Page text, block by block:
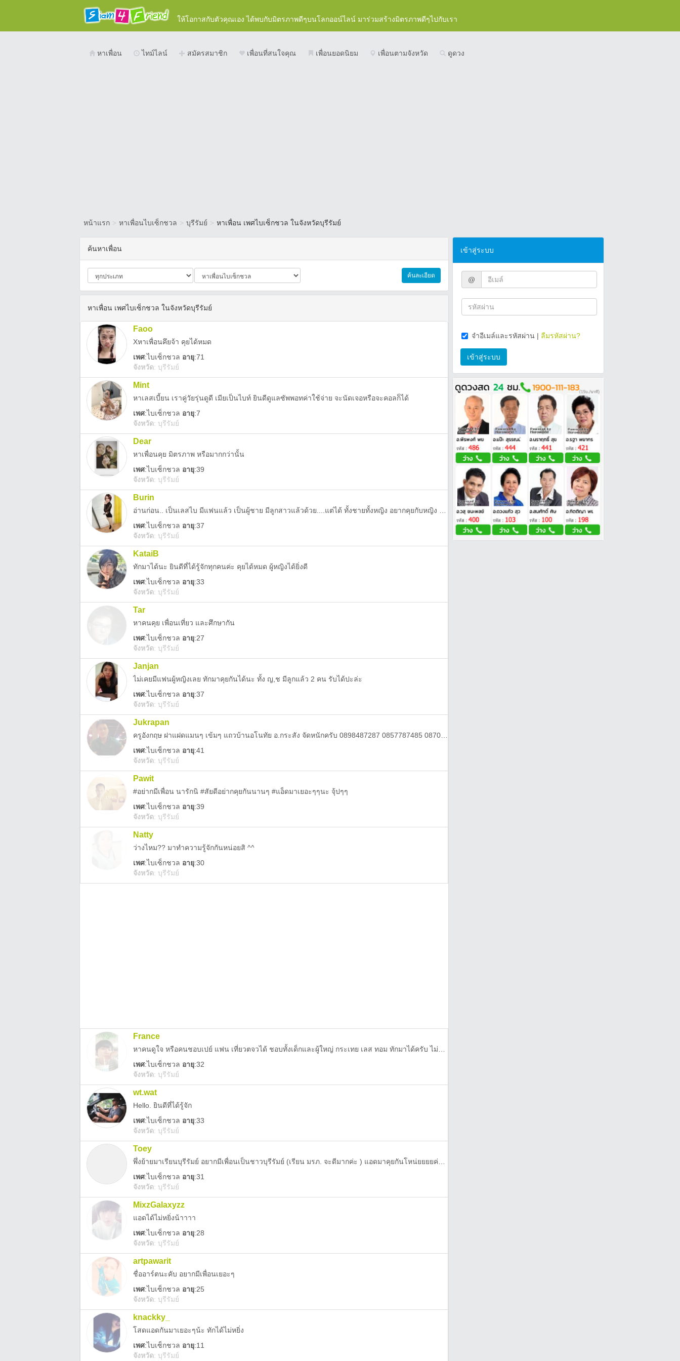
ให้โอกาสกับตัวคุณเอง ได้พบกับมิตรภาพดีๆบนโลกออน์ไลน์ มาร่วมสร้างมิตรภาพดีๆไปกับเรา
หาเพื่อน ไทม์ไลน์ สมัครสมาชิก เพื่อนที่สนใจคุณ เพื่อนยอดนิยม เพื่อนตามจังหวัด ดูดวง
หน้าแรก > หาเพื่อนไบเซ็กชวล > บุรีรัมย์ > หาเพื่อน เพศไบเซ็กชวล ในจังหวัดบุรีรัมย์
ค้นหาเพื่อน
ค้นละเอียด
หาเพื่อน เพศไบเซ็กชวล ในจังหวัดบุรีรัมย์
Faoo
Xหาเพื่อนคึยจ้า คุยได้หมด
เพศ:ไบเซ็กชวล อายุ:71
จังหวัด: บุรีรัมย์
Mint
หาเลสเบี้ยน เราคู่วัยรุ่นดูดี เมียเป็นไบท์ ยินดีดูแลซัพพอทค่าใช้จ่าย จะนัดเจอหรือจะคอลก็ได้
เพศ:ไบเซ็กชวล อายุ:7
จังหวัด: บุรีรัมย์
Dear
หาเพื่อนคุย มิตรภาพ หรือมากกว่านั้น
เพศ:ไบเซ็กชวล อายุ:39
จังหวัด: บุรีรัมย์
Burin
เพศ:ไบเซ็กชวล อายุ:37
จังหวัด: บุรีรัมย์
KataiB
ทักมาได้นะ ยินดีที่ได้รู้จักทุกคนค่ะ คุยได้หมด ผู้หญิงได้ยิ่งดี
เพศ:ไบเซ็กชวล อายุ:33
จังหวัด: บุรีรัมย์
Tar
หาคนคุย เพื่อนเที่ยว และศึกษากัน
เพศ:ไบเซ็กชวล อายุ:27
จังหวัด: บุรีรัมย์
Janjan
ไม่เคยมีแฟนผู้หญิงเลย ทักมาคุยกันได้นะ ทั้ง ญ,ช มีลูกแล้ว 2 คน รับได้ปะล่ะ
เพศ:ไบเซ็กชวล อายุ:37
จังหวัด: บุรีรัมย์
Jukrapan
เพศ:ไบเซ็กชวล อายุ:41
จังหวัด: บุรีรัมย์
Pawit
#อย่ากมีเพื่อน นารักนิ #สัยดีอย่ากคุยกันนานๆ #แอ็ดมาเยอะๆๆนะ จุ้ปๆๆ
เพศ:ไบเซ็กชวล อายุ:39
จังหวัด: บุรีรัมย์
Natty
ว่างไหม?? มาทำความรู้จักกันหน่อยสิ ^^
เพศ:ไบเซ็กชวล อายุ:30
จังหวัด: บุรีรัมย์
France
เพศ:ไบเซ็กชวล อายุ:32
จังหวัด: บุรีรัมย์
wt.wat
Hello. ยินดีที่ได้รู้จัก
เพศ:ไบเซ็กชวล อายุ:33
จังหวัด: บุรีรัมย์
Toey
เพศ:ไบเซ็กชวล อายุ:31
จังหวัด: บุรีรัมย์
MixzGalaxyzz
แอดได้ไม่หยิ่งน้าาาา
เพศ:ไบเซ็กชวล อายุ:28
จังหวัด: บุรีรัมย์
artpawarit
ชื่ออาร์ตนะคับ อยากมีเพื่อนเยอะๆ
เพศ:ไบเซ็กชวล อายุ:25
จังหวัด: บุรีรัมย์
knackky_
โสดแอดกันมาเยอะๆน้ะ ทักได้ไม่หยิ่ง
เพศ:ไบเซ็กชวล อายุ:11
จังหวัด: บุรีรัมย์
เข้าสู่ระบบ
@
จำอีเมล์และรหัสผ่าน | ลืมรหัสผ่าน?
เข้าสู่ระบบ